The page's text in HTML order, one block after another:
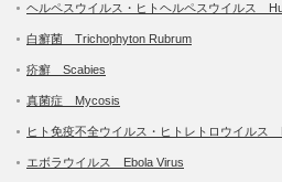
ヘルペスウイルス・ヒトヘルペスウイルス
白癬菌 Trichophyton Rubrum
疥癬 Scabies
真菌症 Mycosis
ヒト免疫不全ウイルス・ヒトレトロウイルス
エボラウイルス Ebola Virus